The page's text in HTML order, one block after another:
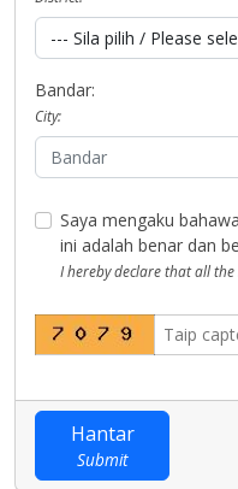
Bandar:
City:
Saya mengaku
ini adalah benar dan
I hereby declare that all
Hantar
Submit